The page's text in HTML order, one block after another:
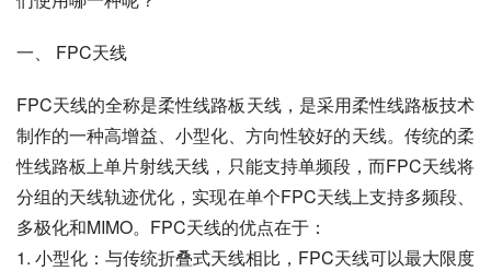
一、 FPC天线
FPC天线的全称是柔性线路板天线，是采用柔性线路板技术
制作的一种高增益、小型化、方向性较好的天线。传统的柔
性线路板上单片射线天线，只能支持单频段，而FPC天线将
分组的天线轨迹优化，实现在单个FPC天线上支持多频段、
多极化和MIMO。FPC天线的优点在于：
1. 小型化：与传统折叠式天线相比，FPC天线可以最大限度